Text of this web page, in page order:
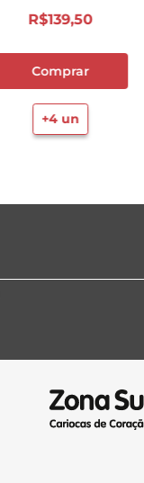
R$139,50
Comprar
+4un